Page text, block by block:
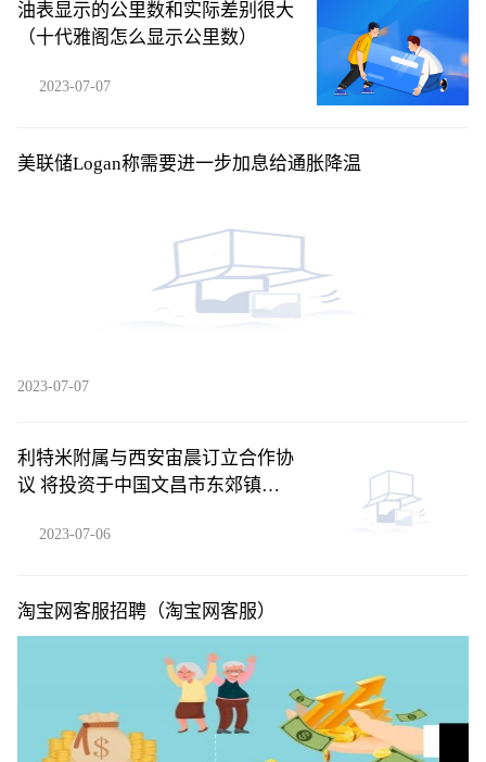
油表显示的公里数和实际差别很大
（十代雅阁怎么显示公里数）
2023-07-07
美联储Logan称需要进一步加息给通胀降温
2023-07-07
利特米附属与西安宙晨订立合作协
议 将投资于中国文昌市东郊镇码
2023-07-06
淘宝网客服招聘（淘宝网客服）